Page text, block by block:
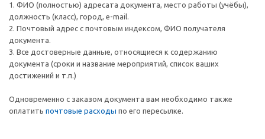
1. ФИО (полностью) адресата документа, место работы (учёбы),
должность (класс), город, e-mail.
2. Почтовый адрес c почтовым индексом, ФИО получателя
документа.
3. Все достоверные данные, относящиеся к содержанию
документа (сроки и название мероприятий, список ваших
достижений и т.п.)
Одновременно с заказом документа вам необходимо также
оплатить почтовые расходы по его пересылке.